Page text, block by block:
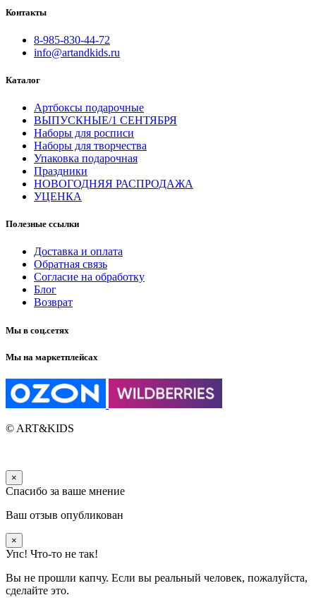
Контакты
8-985-830-44-72
info@artandkids.ru
Каталог
Артбоксы подарочные
ВЫПУСКНЫЕ/1 СЕНТЯБРЯ
Наборы для росписи
Наборы для творчества
Упаковка подарочная
Праздники
НОВОГОДНЯЯ РАСПРОДАЖА
УЦЕНКА
Полезные ссылки
Доставка и оплата
Обратная связь
Согласие на обработку
Блог
Возврат
Мы в соц.сетях
Мы на маркетплейсах
© ART&KIDS
×
Спасибо за ваше мнение
Ваш отзыв опубликован
×
Упс! Что-то не так!
Вы не прошли капчу. Если вы реальный человек, пожалуйста,
сделайте это.